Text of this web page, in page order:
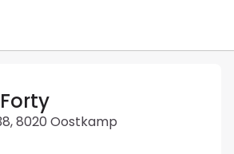
8020 Oostkamp